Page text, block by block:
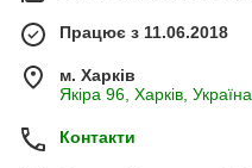
Працює з 11.06.2018
м. Харків
Якіра 96, Харків, Україна
Контакти